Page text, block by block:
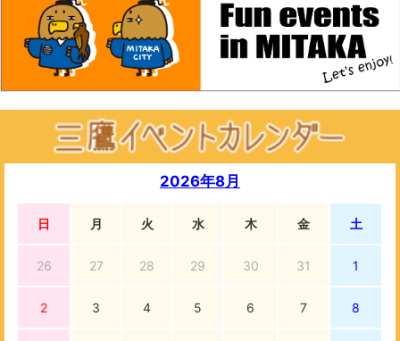
2026年8月
日 月 火 水 木 金 土
26 27 28 29 30 31 1
2 3 4 5 6 7 8